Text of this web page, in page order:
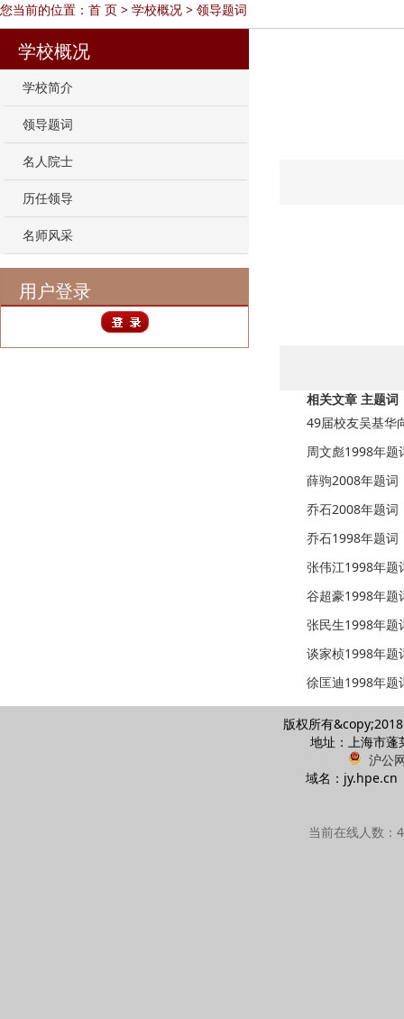
您当前的位置： 首 页 > 学校概况 > 领导题词
学校概况
学校简介
领导题词
名人院士
历任领导
名师风采
用户登录
相关文章 主题词
49届校友吴基华
周文彪1998年题
薛驹2008年题词
乔石2008年题词
乔石1998年题词
张伟江1998年题
谷超豪1998年题
张民生1998年题
谈家桢1998年题
徐匡迪1998年题
版权所有
地址：上海市
沪公
域名：jy.hpe.cn
当前在线人数：